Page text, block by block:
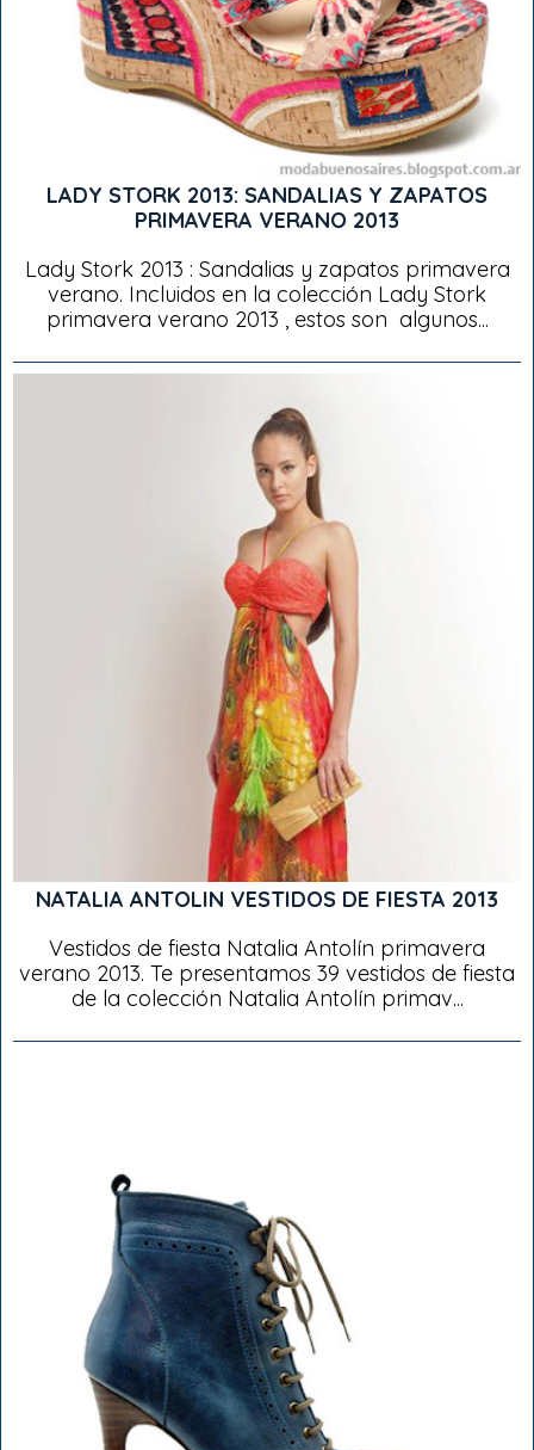
LADY STORK 2013: SANDALIAS Y ZAPATOS
PRIMAVERA VERANO 2013
Lady Stork 2013 : Sandalias y zapatos primavera
verano. Incluidos en la colección Lady Stork
primavera verano 2013 , estos son algunos...
NATALIA ANTOLIN VESTIDOS DE FIESTA 2013
Vestidos de fiesta Natalia Antolín primavera
verano 2013. Te presentamos 39 vestidos de fiesta
de la colección Natalia Antolín primav...